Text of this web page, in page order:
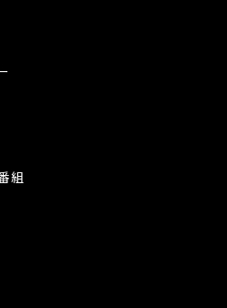
組